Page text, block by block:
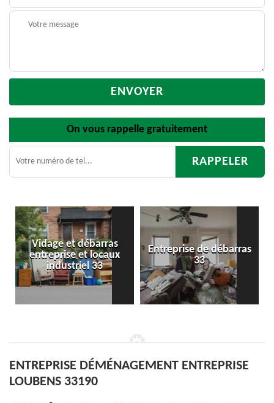
On vous rappelle gratuitement
Entreprise de débarras
33
Débarras
d'appartement 33
ENTREPRISE DÉMÉNAGEMENT ENTREPRISE
LOUBENS 33190